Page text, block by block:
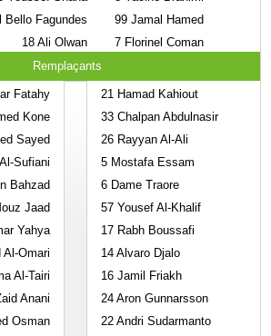
Bello Fagundes
18 Ali Olwan
99 Jamal Hamed
7 Florinel Coman
Remplaçants
Fatahy
Kone
Sayed
Sufiani
Bahzad
Jaad
Yahya
Omari
Al-Tairi
Anani
Osman
21 Hamad Kahiout
33 Chalpan Abdulnasir
26 Rayyan Al-Ali
5 Mostafa Essam
6 Dame Traore
57 Yousef Al-Khalif
17 Rabh Boussafi
14 Alvaro Djalo
16 Jamil Friakh
24 Aron Gunnarsson
22 Andri Sudarmanto